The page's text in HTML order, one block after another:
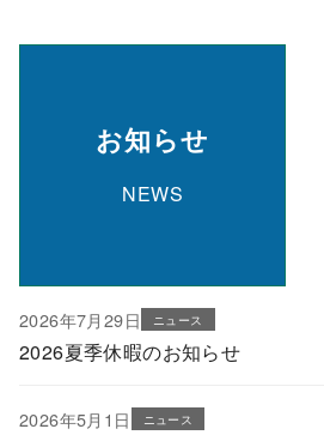
お知らせ
NEWS
2026年7月29日 ニュース
2026夏季休暇のお知らせ
2026年5月1日 ニュース